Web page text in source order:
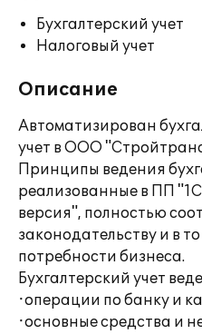
Бухгалтерский учет
Налоговый учет
Описание
Автоматизирован
учет в ООО
Принципы ведения
реализованные в ПП
версия", полностью
законодательству и в
потребности бизнеса.
Бухгалтерский учет
·операции по банку и
·основные средства и